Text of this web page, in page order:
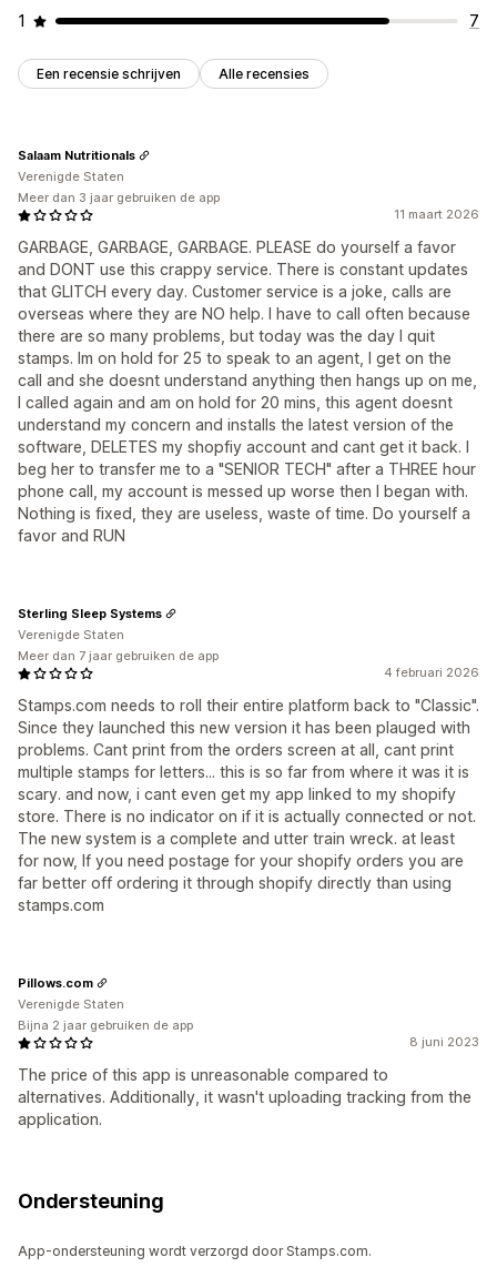
1 7
Een recensie schrijven Alle recensies
11 maart 2026
GARBAGE, GARBAGE, GARBAGE. PLEASE do yourself a favor
and DONT use this crappy service. There is constant updates
that GLITCH every day. Customer service is a joke, calls are
overseas where they are NO help. I have to call often because
there are so many problems, but today was the day I quit
stamps. Im on hold for 25 to speak to an agent, I get on the
call and she doesnt understand anything then hangs up on me,
I called again and am on hold for 20 mins, this agent doesnt
understand my concern and installs the latest version of the
software, DELETES my shopfiy account and cant get it back. I
beg her to transfer me to a "SENIOR TECH" after a THREE hour
phone call, my account is messed up worse then I began with.
Nothing is fixed, they are useless, waste of time. Do yourself a
favor and RUN
Salaam Nutritionals
Verenigde Staten
Meer dan 3 jaar gebruiken de app
4 februari 2026
Stamps.com needs to roll their entire platform back to "Classic".
Since they launched this new version it has been plauged with
problems. Cant print from the orders screen at all, cant print
multiple stamps for letters... this is so far from where it was it is
scary. and now, i cant even get my app linked to my shopify
store. There is no indicator on if it is actually connected or not.
The new system is a complete and utter train wreck. at least
for now, If you need postage for your shopify orders you are
far better off ordering it through shopify directly than using
stamps.com
Sterling Sleep Systems
Verenigde Staten
Meer dan 7 jaar gebruiken de app
8 juni 2023
The price of this app is unreasonable compared to
alternatives. Additionally, it wasn't uploading tracking from the
application.
Pillows.com
Verenigde Staten
Bijna 2 jaar gebruiken de app
Ondersteuning
App-ondersteuning wordt verzorgd door Stamps.com.